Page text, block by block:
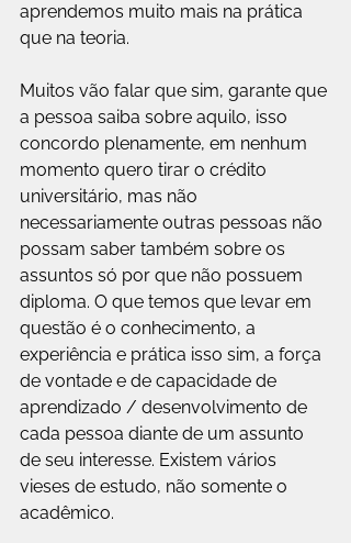
aprendemos muito mais na prática
que na teoria.
Muitos vão falar que sim, garante que
a pessoa saiba sobre aquilo, isso
concordo plenamente, em nenhum
momento quero tirar o crédito
universitário, mas não
necessariamente outras pessoas não
possam saber também sobre os
assuntos só por que não possuem
diploma. O que temos que levar em
questão é o conhecimento, a
experiência e prática isso sim, a força
de vontade e de capacidade de
aprendizado / desenvolvimento de
cada pessoa diante de um assunto
de seu interesse. Existem vários
vieses de estudo, não somente o
acadêmico.